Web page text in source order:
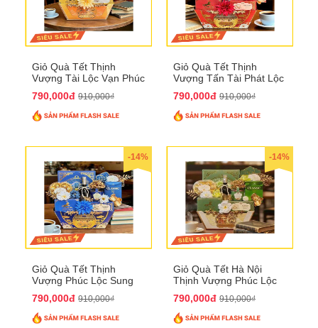
Giỏ Quà Tết Thịnh
Vượng Tài Lộc Vạn Phúc
790,000đ 910,000₫
Giỏ Quà Tết Thịnh
Vượng Tấn Tài Phát Lộc
790,000đ 910,000₫
-14%
Giỏ Quà Tết Thịnh
Vượng Phúc Lộc Sung
790,000đ 910,000₫
-14%
Giỏ Quà Tết Hà Nội
Thịnh Vượng Phúc Lộc
790,000đ 910,000₫